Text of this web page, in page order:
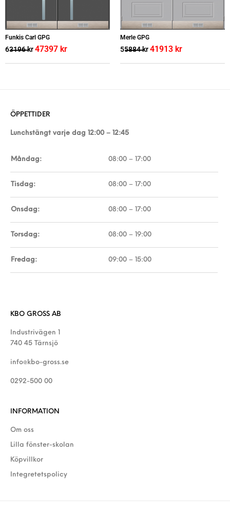
Funkis Carl GPG
63196kr47397 kr
Merle GPG
55884kr41913 kr
ÖPPETTIDER
Lunchstängt varje dag 12:00 – 12:45
Måndag: 08:00 – 17:00
Tisdag: 08:00 – 17:00
Onsdag: 08:00 – 17:00
Torsdag: 08:00 – 19:00
Fredag: 09:00 – 15:00
KBO GROSS AB
Industrivägen 1
740 45 Tärnsjö
info@kbo-gross.se
0292-500 00
INFORMATION
Om oss
Lilla fönster-skolan
Köpvillkor
Integretetspolicy